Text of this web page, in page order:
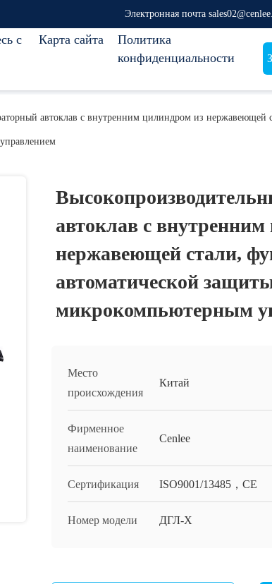
Электронная почта
с
Карта сайта
Политика
конфиденциальности
автоклав с внутренним цилиндром из нержавеющей
автоклав с
нержавеющей стали,
автоматической
микрокомпьютерным
Место
происхождения
Китай
Фирменное
наименование
Cenlee
Сертификация ISO9001/13485，CE
Номер модели ДГЛ-Х